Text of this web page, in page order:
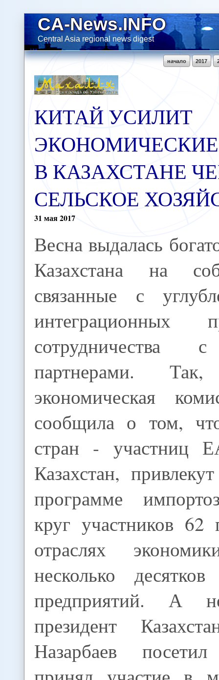
CA-News.INFO
Central Asia regional news digest
2017
начало
КИТАЙ УСИЛИТ
В КАЗАХСТАНЕ
СЕЛЬСКОЕ
31 мая2017
Весна выдалась
Казахстана на
связанные с
интеграционных
сотрудничества
партнерами. Так,
экономическая
сообщила о том,
стран - участниц
Казахстан,
программе
круг участников 62
отраслях
несколько десятков
предприятий. А
президент
Назарбаев